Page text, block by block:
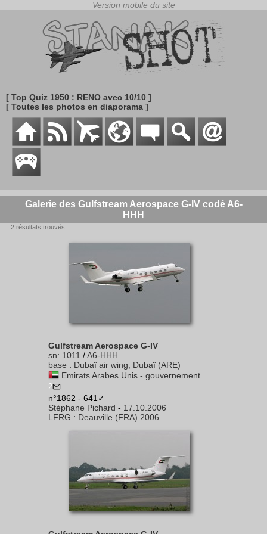
[ Top Quiz 1950 : RENO avec 10/10 ]
[ Toutes les photos en diaporama ]
Galerie des Gulfstream Aerospace G-IV codé A6-
HHH
. . . 2 résultats trouvés . . .
Gulfstream Aerospace G-IV
sn: 1011 /A6-HHH
base : Dubaï air wing, Dubaï (ARE)
Emirats Arabes Unis - gouvernement
2
n°1862 - 641✓
Stéphane Pichard - 17.10.2006
LFRG : Deauville (FRA) 2006